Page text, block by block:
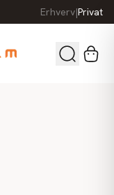
Erhverv|Privat